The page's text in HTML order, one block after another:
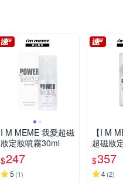
I M MEME 我愛超磁
妝定妝噴霧30ml
$247
5 (1)
【I M
超磁妝
感控油
$357
4(2)